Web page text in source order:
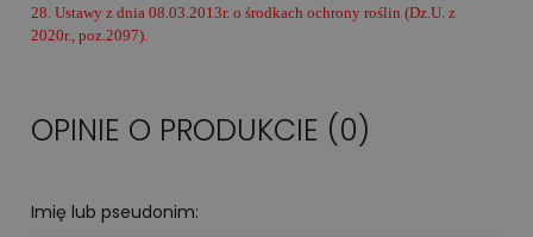
28. Ustawy z dnia 08.03.2013r. o środkach ochrony roślin (Dz.U. z
2020r., poz.2097).
OPINIE O PRODUKCIE (0)
Imię lub pseudonim: